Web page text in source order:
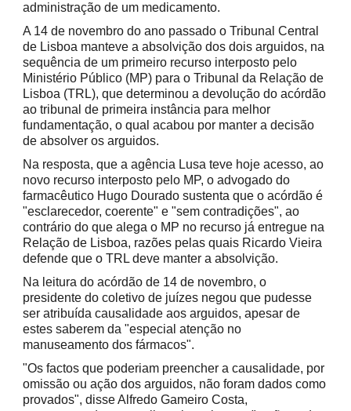
administração de um medicamento.
A 14 de novembro do ano passado o Tribunal Central
de Lisboa manteve a absolvição dos dois arguidos, na
sequência de um primeiro recurso interposto pelo
Ministério Público (MP) para o Tribunal da Relação de
Lisboa (TRL), que determinou a devolução do acórdão
ao tribunal de primeira instância para melhor
fundamentação, o qual acabou por manter a decisão
de absolver os arguidos.
Na resposta, que a agência Lusa teve hoje acesso, ao
novo recurso interposto pelo MP, o advogado do
farmacêutico Hugo Dourado sustenta que o acórdão é
"esclarecedor, coerente" e "sem contradições", ao
contrário do que alega o MP no recurso já entregue na
Relação de Lisboa, razões pelas quais Ricardo Vieira
defende que o TRL deve manter a absolvição.
Na leitura do acórdão de 14 de novembro, o
presidente do coletivo de juízes negou que pudesse
ser atribuída causalidade aos arguidos, apesar de
estes saberem da "especial atenção no
manuseamento dos fármacos".
"Os factos que poderiam preencher a causalidade, por
omissão ou ação dos arguidos, não foram dados como
provados", disse Alfredo Gameiro Costa,